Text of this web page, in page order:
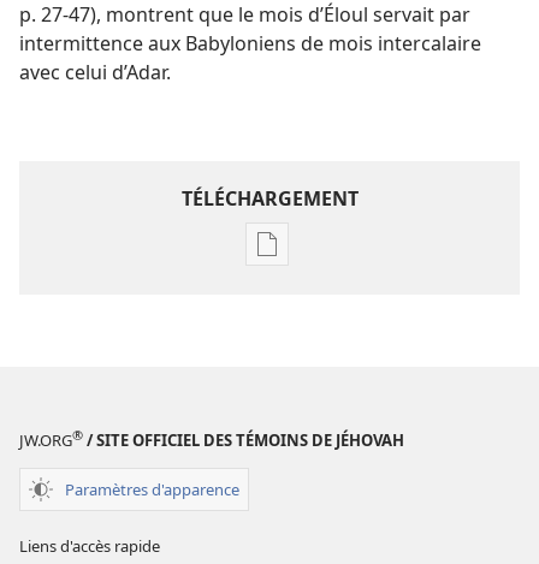
p. 27-47), montrent que le mois d’Éloul servait par
intermittence aux Babyloniens de mois intercalaire
avec celui d’Adar.
TÉLÉCHARGEMENT
Options
Étude
JW.ORG® / SITE OFFICIEL DES TÉMOINS DE JÉHOVAH
Paramètres d'apparence
Liens d'accès rapide